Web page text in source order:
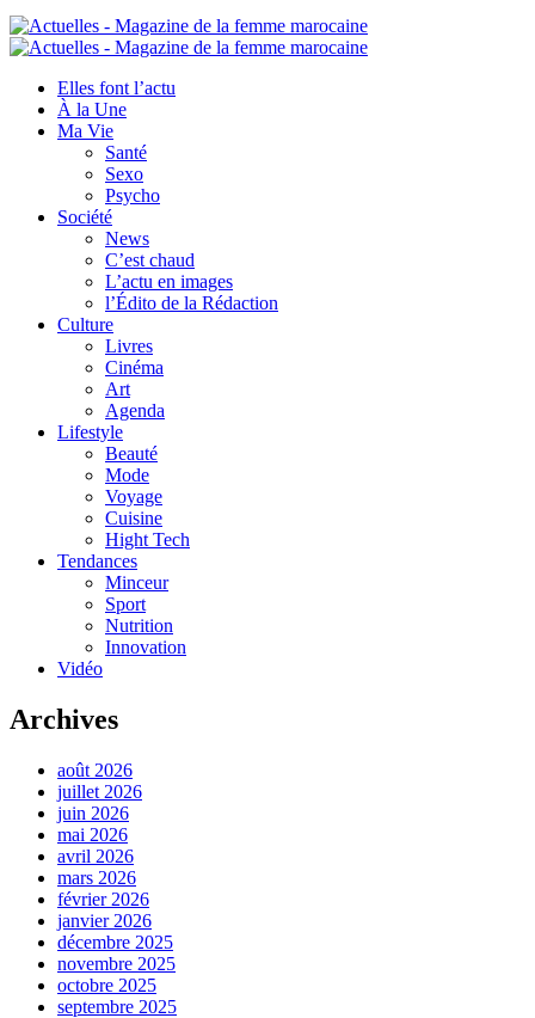
Elles font l’actu
À la Une
Ma Vie
Santé
Sexo
Psycho
Société
News
C’est chaud
L’actu en images
l’Édito de la Rédaction
Culture
Livres
Cinéma
Art
Agenda
Lifestyle
Beauté
Mode
Voyage
Cuisine
Hight Tech
Tendances
Minceur
Sport
Nutrition
Innovation
Vidéo
Archives
août 2026
juillet 2026
juin 2026
mai 2026
avril 2026
mars 2026
février 2026
janvier 2026
décembre 2025
novembre 2025
octobre 2025
septembre 2025